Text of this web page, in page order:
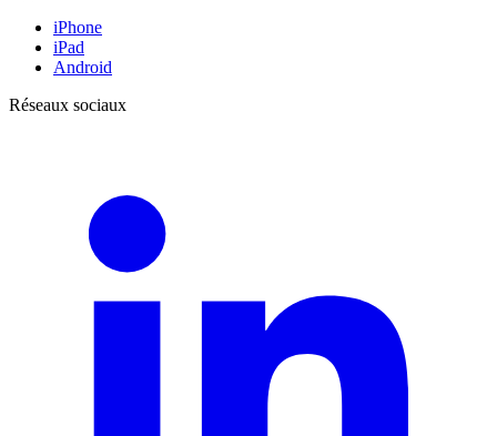
iPhone
iPad
Android
Réseaux sociaux